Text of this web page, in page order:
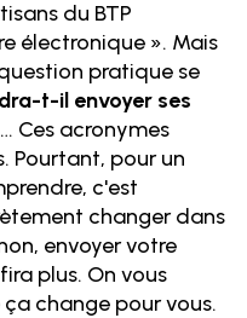
du BTP
électronique ». Mais
pratique se
t-il envoyer ses
Ces acronymes
Pourtant, pour un
c'est
changer dans
envoyer votre
plus. On vous
change pour vous.